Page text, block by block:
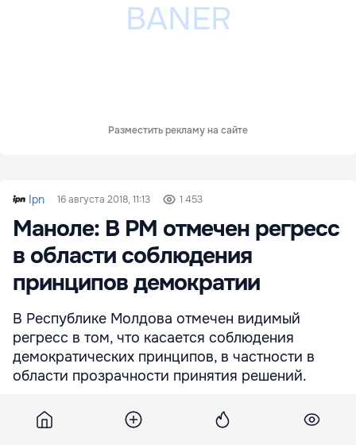
Разместить рекламу на сайте
Ipn 16 августа 2018, 11:13 1 453
Маноле: В РМ отмечен регресс
в области соблюдения
принципов демократии
В Республике Молдова отмечен видимый
регресс в том, что касается соблюдения
демократических принципов, в частности в
области прозрачности принятия решений.